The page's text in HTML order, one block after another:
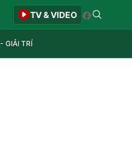
TV & VIDEO
GIẢI TRÍ